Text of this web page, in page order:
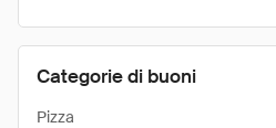
Categorie di buoni
Pizza